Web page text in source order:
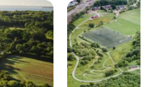
Vandrerhjem